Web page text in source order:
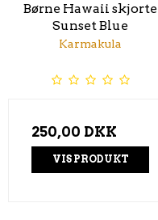
Børne Hawaii skjorte
Sunset Blue
Karmakula
250,00 DKK
VIS PRODUKT